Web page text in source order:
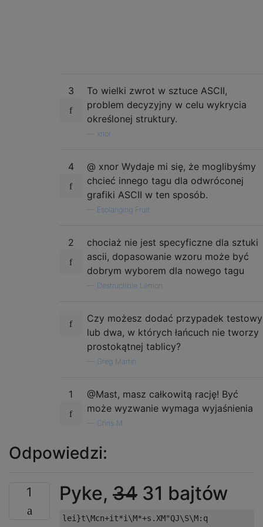
3
To wielki zwrot w sztuce ASCII,
problem decyzyjny w celu wykrycia
określonej struktury.
xnor
4
@ xnor Wydaje mi się, że moglibyśmy
chcieć innego tagu dla odwróconej
grafiki ASCII w ten sposób.
Esolanging Fruit
2
chociaż nie jest specyficzne dla sztuki
ascii, dopasowanie wzoru może być
dobrym wyborem dla nowego tagu
Destructible Lemon
Czy możesz dodać przypadek testowy
lub dwa, w których łańcuch nie tworzy
prostokątnej tablicy?
Greg Martin
1
@Mast, masz całkowitą rację! Być
może wyzwanie wymaga wyjaśnienia
Chris M
Odpowiedzi:
1 Pyke, 34 31 bajtów